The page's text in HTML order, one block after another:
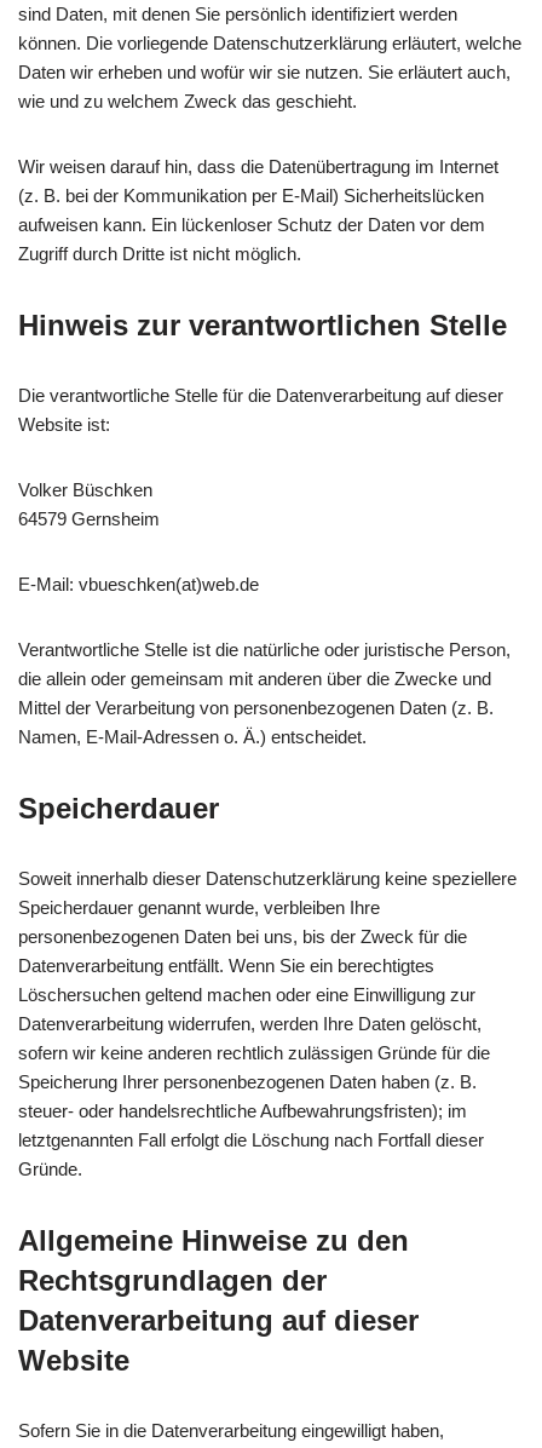
sind Daten, mit denen Sie persönlich identifiziert werden
können. Die vorliegende Datenschutzerklärung erläutert, welche
Daten wir erheben und wofür wir sie nutzen. Sie erläutert auch,
wie und zu welchem Zweck das geschieht.
Wir weisen darauf hin, dass die Datenübertragung im Internet
(z. B. bei der Kommunikation per E-Mail) Sicherheitslücken
aufweisen kann. Ein lückenloser Schutz der Daten vor dem
Zugriff durch Dritte ist nicht möglich.
Hinweis zur verantwortlichen Stelle
Die verantwortliche Stelle für die Datenverarbeitung auf dieser
Website ist:
Volker Büschken
64579 Gernsheim
E-Mail: vbueschken(at)web.de
Verantwortliche Stelle ist die natürliche oder juristische Person,
die allein oder gemeinsam mit anderen über die Zwecke und
Mittel der Verarbeitung von personenbezogenen Daten (z. B.
Namen, E-Mail-Adressen o. Ä.) entscheidet.
Speicherdauer
Soweit innerhalb dieser Datenschutzerklärung keine speziellere
Speicherdauer genannt wurde, verbleiben Ihre
personenbezogenen Daten bei uns, bis der Zweck für die
Datenverarbeitung entfällt. Wenn Sie ein berechtigtes
Löschersuchen geltend machen oder eine Einwilligung zur
Datenverarbeitung widerrufen, werden Ihre Daten gelöscht,
sofern wir keine anderen rechtlich zulässigen Gründe für die
Speicherung Ihrer personenbezogenen Daten haben (z. B.
steuer- oder handelsrechtliche Aufbewahrungsfristen); im
letztgenannten Fall erfolgt die Löschung nach Fortfall dieser
Gründe.
Allgemeine Hinweise zu den
Rechtsgrundlagen der
Datenverarbeitung auf dieser
Website
Sofern Sie in die Datenverarbeitung eingewilligt haben,